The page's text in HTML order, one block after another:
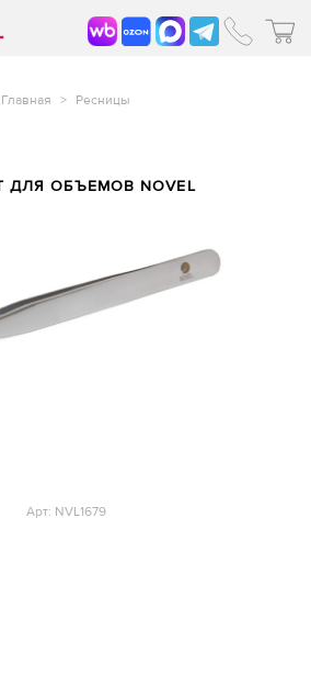
Главная > Ресницы
ДЛЯ ОБЪЕМОВ NOVEL
Арт: NVL1679